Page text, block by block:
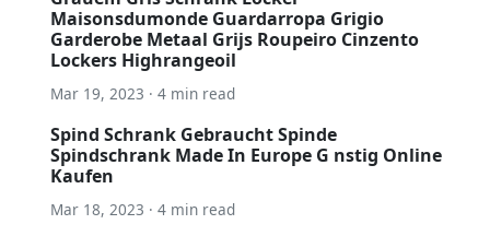
Maisonsdumonde Guardarropa Grigio
Garderobe Metaal Grijs Roupeiro Cinzento
Lockers Highrangeoil
Mar 19, 2023 · 4 min read
Spind Schrank Gebraucht Spinde
Spindschrank Made In Europe G nstig Online
Kaufen
Mar 18, 2023 · 4 min read